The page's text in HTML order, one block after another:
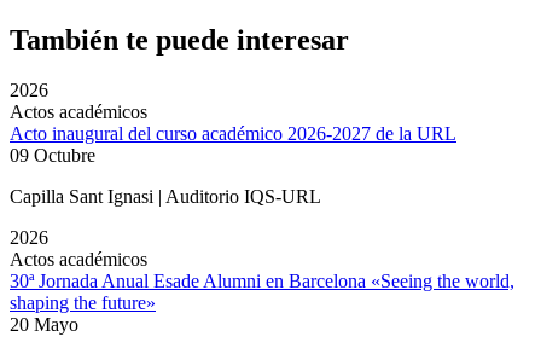
También te puede interesar
2026
Actos académicos
Acto inaugural del curso académico 2026-2027 de la URL
09 Octubre
Capilla Sant Ignasi | Auditorio IQS-URL
2026
Actos académicos
30ª Jornada Anual Esade Alumni en Barcelona «Seeing the world,
shaping the future»
20 Mayo